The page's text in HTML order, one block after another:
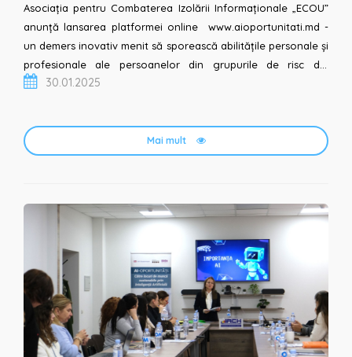
Asociația pentru Combaterea Izolării Informaționale „ECOU”
anunță lansarea platformei online www.aioportunitati.md -
un demers inovativ menit să sporească abilitățile personale și
profesionale ale persoanelor din grupurile de risc din
raioanele Cahul, Cantemir, Taraclia, care sunt...
30.01.2025
Mai mult